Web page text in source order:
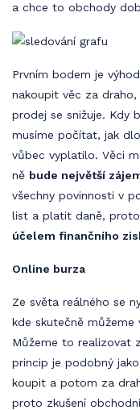
a chce to obchody
Prvním bodem je
nakoupit věc za
prodej se snižuje. Kdy
musíme počítat, jak
vůbec vyplatilo. Věci
ně bude největší
všechny povinnosti v
list a platit daně,
účelem finančního
Online burza
Ze světa reálného se
kde skutečně můžeme
Můžeme to realizovat
princip je podobný
koupit a potom za
proto zkušení